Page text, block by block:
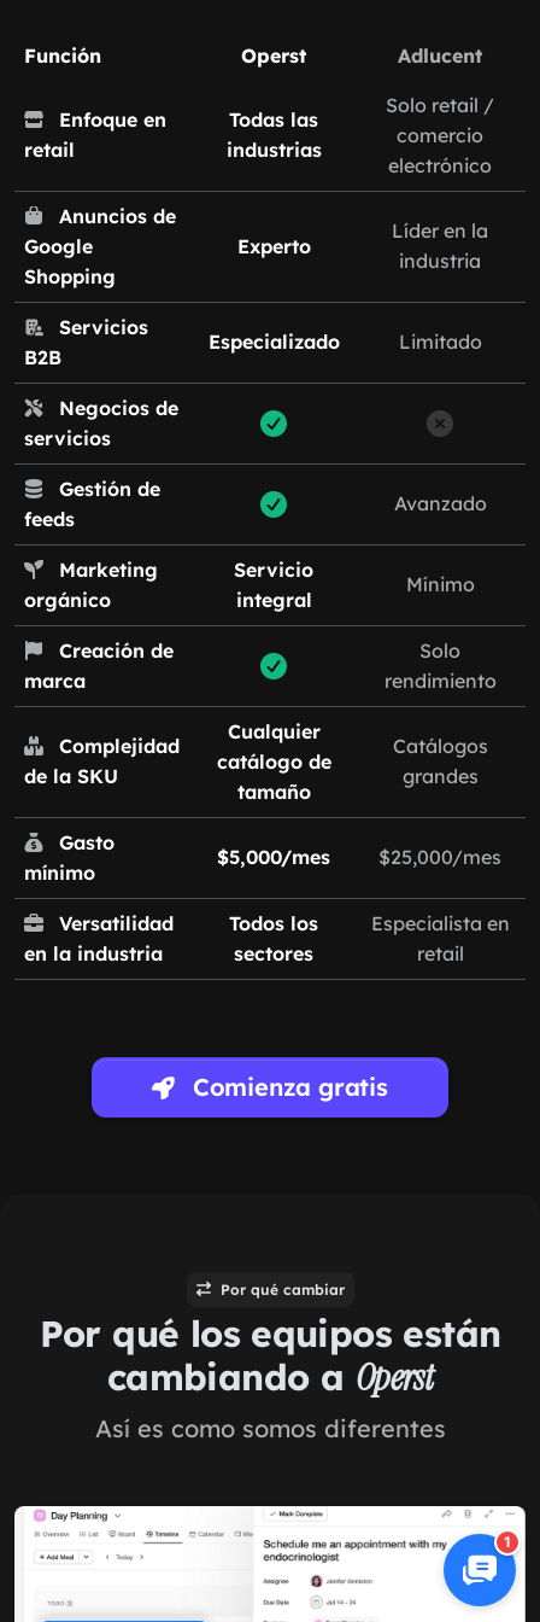
Función Operst Adlucent
Enfoque en
retail
Todas las
industrias
Solo retail /
comercio
electrónico
Anuncios de
Google
Shopping
Experto
Líder en la
industria
Servicios
B2B
Especializado Limitado
Negocios de
servicios
Gestión de
feeds
Avanzado
Marketing
orgánico
Servicio
integral
Mínimo
Creación de
marca
Solo
rendimiento
Complejidad
de la SKU
Cualquier
catálogo de
tamaño
Catálogos
grandes
Gasto
mínimo
$5,000/mes $25,000/mes
Versatilidad
en la industria
Todos los
sectores
Especialista en
retail
Comienza gratis
Por qué cambiar
Por qué los equipos están
cambiando a Operst
Así es como somos diferentes
1